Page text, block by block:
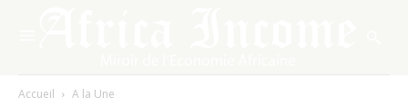
Accueil A la Une